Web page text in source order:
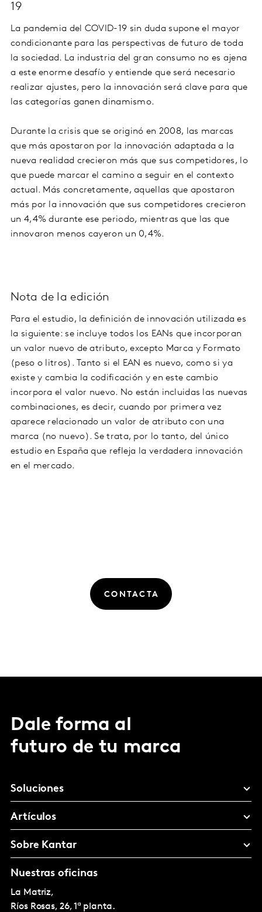
19
La pandemia del COVID-19 sin duda supone el mayor
condicionante para las perspectivas de futuro de toda
la sociedad. La industria del gran consumo no es ajena
a este enorme desafío y entiende que será necesario
realizar ajustes, pero la innovación será clave para que
las categorías ganen dinamismo.
Durante la crisis que se originó en 2008, las marcas
que más apostaron por la innovación adaptada a la
nueva realidad crecieron más que sus competidores, lo
que puede marcar el camino a seguir en el contexto
actual. Más concretamente, aquellas que apostaron
más por la innovación que sus competidores crecieron
un 4,4% durante ese periodo, mientras que las que
innovaron menos cayeron un 0,4%.
Nota de la edición
Para el estudio, la definición de innovación utilizada es
la siguiente: se incluye todos los EANs que incorporan
un valor nuevo de atributo, excepto Marca y Formato
(peso o litros). Tanto si el EAN es nuevo, como si ya
existe y cambia la codificación y en este cambio
incorpora el valor nuevo. No están incluidas las nuevas
combinaciones, es decir, cuando por primera vez
aparece relacionado un valor de atributo con una
marca (no nuevo). Se trata, por lo tanto, del único
estudio en España que refleja la verdadera innovación
en el mercado.
CONTACTA
Dale forma al
futuro de tu marca
Soluciones
Artículos
Sobre Kantar
Nuestras oficinas
La Matriz,
Ríos Rosas, 26, 1ª planta.